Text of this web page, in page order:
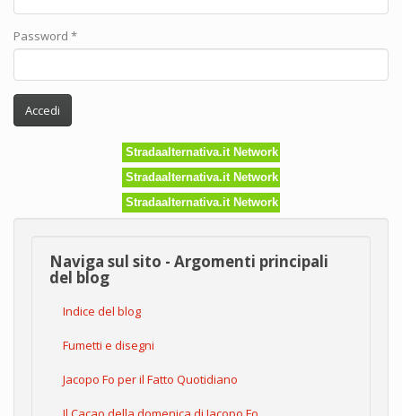
Password *
Accedi
Stradaalternativa.it Network
Stradaalternativa.it Network
Stradaalternativa.it Network
Naviga sul sito - Argomenti principali
del blog
Indice del blog
Fumetti e disegni
Jacopo Fo per il Fatto Quotidiano